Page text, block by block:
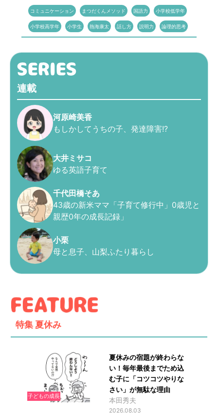
コミュニケーション まつだくんメソッド 国語力 小学校低学年
小学校高学年 小学生 熱海康太 話し方 説明力 論理的思考
連載
河原崎美香
もしかしてうちの子、発達障害!?
大井ミサコ
ゆる英語子育て
千代田橋そあ
43歳の新米ママ「子育て修行中」0歳児と
親歴0年の成長記録」
小栗
母と息子、山梨ふたり暮らし
特集 夏休み
子どもの成長
夏休みの宿題が終わらな
い！毎年最後までため込
む子に「コツコツやりな
さい」が無駄な理由
本田秀夫
2026.08.03